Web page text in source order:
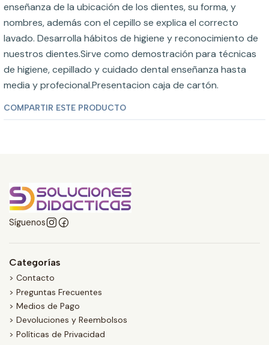
enseñanza de la ubicación de los dientes, su forma, y
nombres, además con el cepillo se explica el correcto
lavado. Desarrolla hábitos de higiene y reconocimiento de
nuestros dientes.Sirve como demostración para técnicas
de higiene, cepillado y cuidado dental enseñanza hasta
media y profecional.Presentacion caja de cartón.
COMPARTIR ESTE PRODUCTO
Síguenos
Categorías
> Contacto
> Preguntas Frecuentes
> Medios de Pago
> Devoluciones y Reembolsos
> Políticas de Privacidad